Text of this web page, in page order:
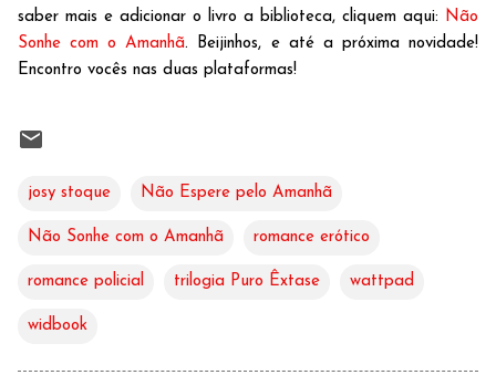
saber mais e adicionar o livro a biblioteca, cliquem aqui:
Não
Sonhe com o Amanhã. Beijinhos, e até a próxima novidade!
Encontro vocês nas duas plataformas!
josy stoque Não Espere pelo Amanhã
Não Sonhe com o Amanhã romance erótico
romance policial trilogia Puro Êxtase wattpad
widbook